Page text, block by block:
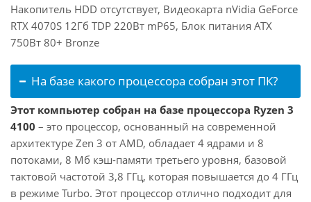
Накопитель HDD отсутствует, Видеокарта nVidia GeForce
RTX 4070S 12Гб TDP 220Вт mP65, Блок питания ATX
750Вт 80+ Bronze
На базе какого процессора собран этот ПК?
Этот компьютер собран на базе процессора Ryzen 3
4100 – это процессор, основанный на современной
архитектуре Zen 3 от AMD, обладает 4 ядрами и 8
потоками, 8 Мб кэш-памяти третьего уровня, базовой
тактовой частотой 3,8 ГГц, которая повышается до 4 ГГц
в режиме Turbo. Этот процессор отлично подходит для